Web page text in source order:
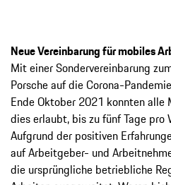
Neue Vereinbarung für mobiles
Mit einer Sondervereinbarung
Porsche auf die Corona-­
Ende ­Oktober 2021 konnten
dies erlaubt, bis zu fünf Tage pro
Aufgrund der ­positiven
auf Arbeit­geber- und
die ursprüngliche betriebliche